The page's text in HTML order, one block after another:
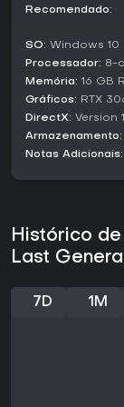
previsto para
apontam seu
wargames. Se
gerenciamento
de olho no
visões frescas
Recomendado:
SO: Windows 10
Processador: 8-
Memória: 16 GB
Gráficos: RTX
DirectX: Version
Armazenamento:
Notas Adicionais:
Histórico
Last
7D 1M